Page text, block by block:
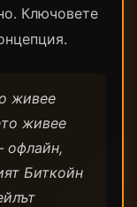
Ключовете
живее
живее
офлайн,
Биткойн